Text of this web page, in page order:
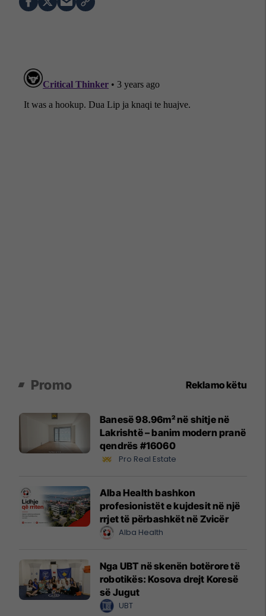
Promo Reklamo këtu
Banesë 98.96m² në shitje në
Lakrishtë – banim modern pranë
qendrës #16060
Pro Real Estate
Alba Health bashkon
profesionistët e kujdesit në një
rrjet të përbashkët në Zvicër
Alba Health
Nga UBT në skenën botërore të
robotikës: Kosova drejt Koresë
së Jugut
UBT